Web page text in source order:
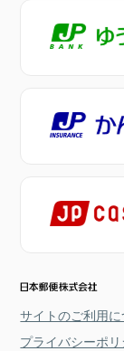
サイトのご利用に
プライバシーポ